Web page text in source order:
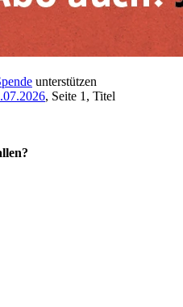
unterstützen
, Seite 1, Titel